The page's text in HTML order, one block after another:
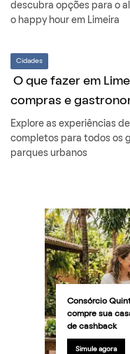
descubra opções para o
o happy hour em Limeira
Cidades
O que fazer em
compras e
Explore as experiências
completos para todos os
parques urbanos
Consórcio
compre sua
de cashback
Simule agora